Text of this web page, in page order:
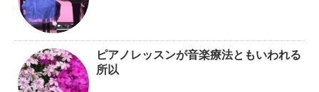
ピアノレッスンが音楽療法ともいわれる
所以